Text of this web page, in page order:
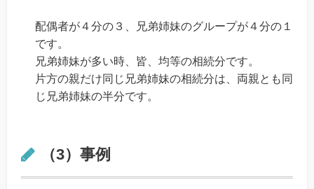
配偶者が４分の３、兄弟姉妹のグループが４分の１
です。
兄弟姉妹が多い時、皆、均等の相続分です。
片方の親だけ同じ兄弟姉妹の相続分は、両親とも同
じ兄弟姉妹の半分です。
（3）事例